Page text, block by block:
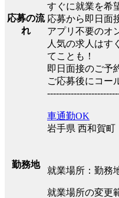
応募の流
れ
すぐに就業を希
応募から即日
アプリ不要のオ
人気の求人はす
てことも！
即日面接のご予
ご応募後にコー
勤務地
車通勤OK
岩手県 西和賀町
就業場所：勤務
就業場所の変更